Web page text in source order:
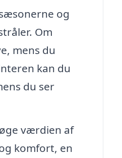
og
Om
mens du
kan du
du ser
værdien af
komfort, en